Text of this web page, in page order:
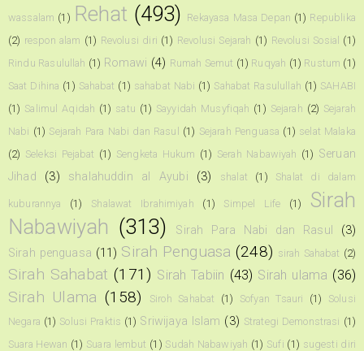
wassalam (1) Rehat (493) Rekayasa Masa Depan (1) Republika
(2) respon alam (1) Revolusi diri (1) Revolusi Sejarah (1) Revolusi Sosial (1)
Rindu Rasulullah (1) Romawi (4) Rumah Semut (1) Ruqyah (1) Rustum (1)
Saat Dihina (1) Sahabat (1) sahabat Nabi (1) Sahabat Rasulullah (1) SAHABI
(1) Salimul Aqidah (1) satu (1) Sayyidah Musyfiqah (1) Sejarah (2) Sejarah
Nabi (1) Sejarah Para Nabi dan Rasul (1) Sejarah Penguasa (1) selat Malaka
(2) Seleksi Pejabat (1) Sengketa Hukum (1) Serah Nabawiyah (1) Seruan
Jihad
(3) shalahuddin al Ayubi (3) shalat (1) Shalat di dalam
kuburannya (1) Shalawat Ibrahimiyah (1) Simpel Life (1)
Sirah
Nabawiyah (313) Sirah Para Nabi dan Rasul
(3)
Sirah penguasa (11) Sirah Penguasa (248) sirah Sahabat (2)
Sirah Sahabat (171) Sirah Tabiin (43) Sirah ulama (36)
Sirah Ulama (158) Siroh Sahabat (1) Sofyan Tsauri (1)
Solusi
Negara (1) Solusi Praktis (1) Sriwijaya Islam (3) Strategi Demonstrasi (1)
Suara Hewan (1) Suara lembut (1) Sudah Nabawiyah (1) Sufi (1) sugesti diri